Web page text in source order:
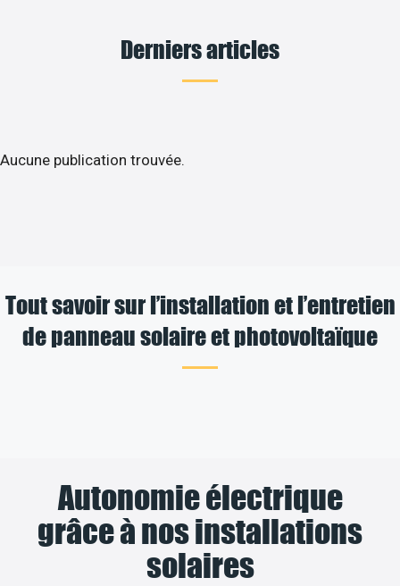
Derniers articles
Aucune publication trouvée.
Tout savoir sur l’installation et l’entretien
de panneau solaire et photovoltaïque
Autonomie électrique
grâce à nos installations
solaires